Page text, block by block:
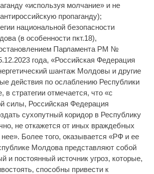
«используя молчание» и не
пропаганду);
национальной безопасности
(в особенности пкт.18),
Парламента РМ №
года, «Российская Федерация
шантаж Молдовы и другие
действия по ослаблению Республики
стратегии отмечается, что «с
силы, Российская Федерация
сухопутный коридор в Республику
не откажется от иных враждебных
нее». Более того, оказывается «РФ и ее
Молдова представляют собой
и постоянный источник угроз, которые,
способны привести к